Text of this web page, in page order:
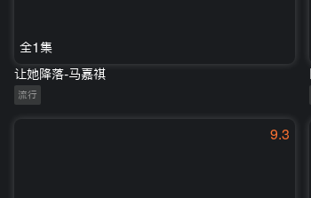
全1集
让她降落-马嘉祺
流行
9.3